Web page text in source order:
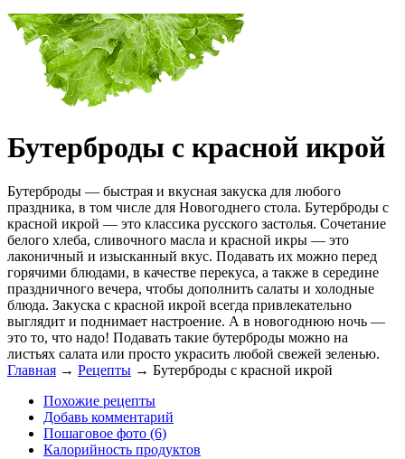
Бутерброды с красной икрой
Бутерброды — быстрая и вкусная закуска для любого
праздника, в том числе для Новогоднего стола. Бутерброды с
красной икрой — это классика русского застолья. Сочетание
белого хлеба, сливочного масла и красной икры — это
лаконичный и изысканный вкус. Подавать их можно перед
горячими блюдами, в качестве перекуса, а также в середине
праздничного вечера, чтобы дополнить салаты и холодные
блюда. Закуска с красной икрой всегда привлекательно
выглядит и поднимает настроение. А в новогоднюю ночь —
это то, что надо! Подавать такие бутерброды можно на
листьях салата или просто украсить любой свежей зеленью.
Главная → Рецепты → Бутерброды с красной икрой
Похожие рецепты
Добавь комментарий
Пошаговое фото (6)
Калорийность продуктов